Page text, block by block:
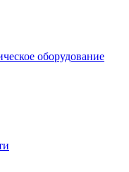
оборудование